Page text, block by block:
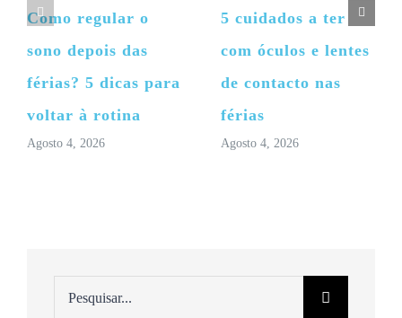
Como regular o
sono depois das
férias? 5 dicas para
voltar à rotina
Agosto 4, 2026
5 cuidados a ter
com óculos e lentes
de contacto nas
férias
Agosto 4, 2026